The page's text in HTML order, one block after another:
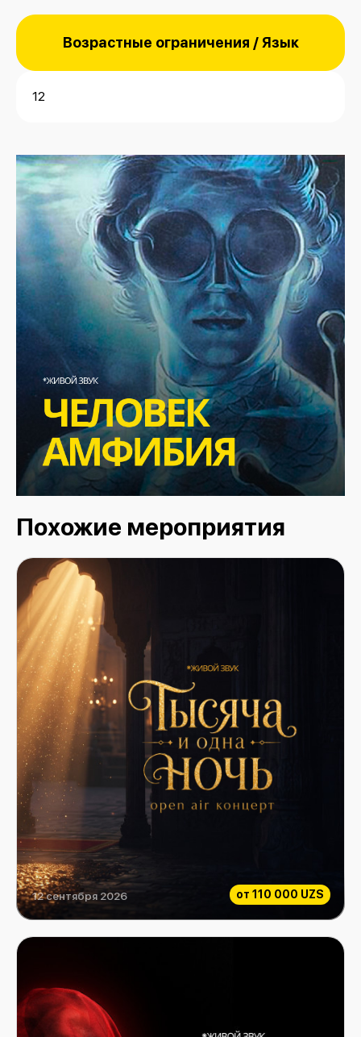
Возрастные ограничения / Язык
12
Похожие мероприятия
от 110 000 UZS
Тысяча и одна ночь. OPEN AIR
12 сентября 2026